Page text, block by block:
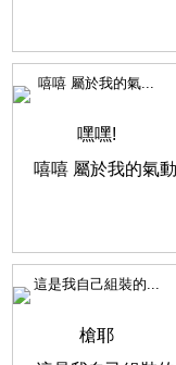
嘻嘻 屬於我的氣...
這是我自己組裝的...